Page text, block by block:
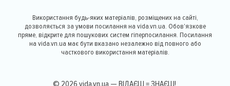
Використання будь-яких матеріалів, розміщених на сайті,
дозволяється за умови посилання на vida.vn.ua. Обов'язкове
пряме, відкрите для пошукових систем гіперпосилання. Посилання
на vida.vn.ua має бути вказано незалежно від повного або
часткового використання матеріалів.
© 2026 vida.vn.ua — ВІДАЄШ = ЗНАЄШ!